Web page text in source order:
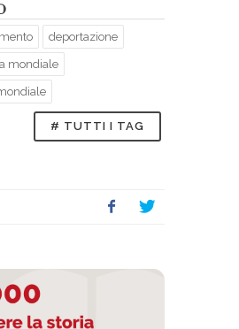
deportazione
mondiale
# TUTTI I TAG